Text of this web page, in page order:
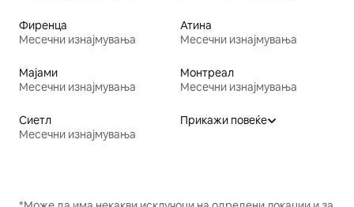
Фиренца
Месечни изнајмувања
Атина
Месечни изнајмувања
Мајами
Месечни изнајмувања
Монтреал
Месечни изнајмувања
Сиетл
Месечни изнајмувања
Прикажи повеќе